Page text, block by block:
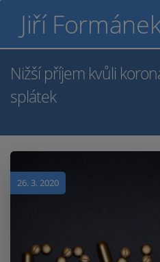
Jiří
Nižší příjem kvůli
splátek
26. 3. 2020